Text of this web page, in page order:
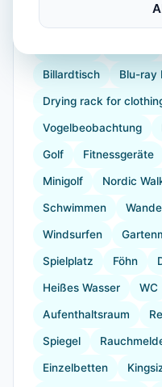
Billardtisch Blu-ray
Drying rack for
Vogelbeobachtung
Golf Fitnessgeräte
Minigolf Nordic
Schwimmen
Windsurfen
Spielplatz Föhn
Heißes Wasser WC
Aufenthaltsraum
Spiegel
Einzelbetten